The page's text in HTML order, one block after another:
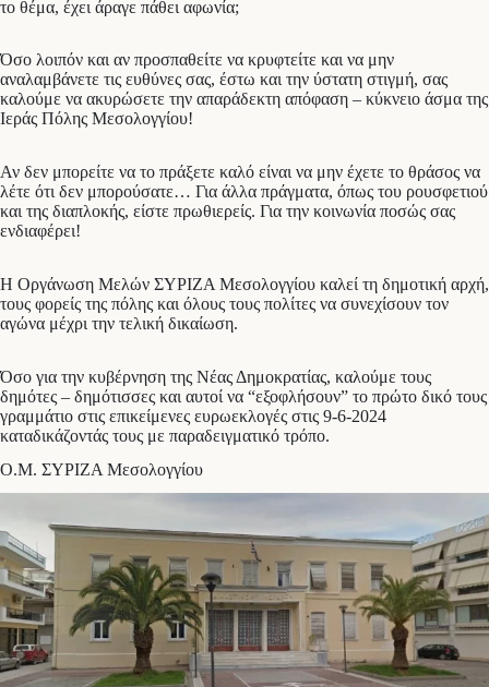
το θέμα, έχει άραγε πάθει αφωνία;
Όσο λοιπόν και αν προσπαθείτε να κρυφτείτε και να μην
αναλαμβάνετε τις ευθύνες σας, έστω και την ύστατη στιγμή, σας
καλούμε να ακυρώσετε την απαράδεκτη απόφαση – κύκνειο άσμα της
Ιεράς Πόλης Μεσολογγίου!
Αν δεν μπορείτε να το πράξετε καλό είναι να μην έχετε το θράσος να
λέτε ότι δεν μπορούσατε… Για άλλα πράγματα, όπως του ρουσφετιού
και της διαπλοκής, είστε πρωθιερείς. Για την κοινωνία ποσώς σας
ενδιαφέρει!
Η Οργάνωση Μελών ΣΥΡΙΖΑ Μεσολογγίου καλεί τη δημοτική αρχή,
τους φορείς της πόλης και όλους τους πολίτες να συνεχίσουν τον
αγώνα μέχρι την τελική δικαίωση.
Όσο για την κυβέρνηση της Νέας Δημοκρατίας, καλούμε τους
δημότες – δημότισσες και αυτοί να “εξοφλήσουν” το πρώτο δικό τους
γραμμάτιο στις επικείμενες ευρωεκλογές στις 9-6-2024
καταδικάζοντάς τους με παραδειγματικό τρόπο.
Ο.Μ. ΣΥΡΙΖΑ Μεσολογγίου